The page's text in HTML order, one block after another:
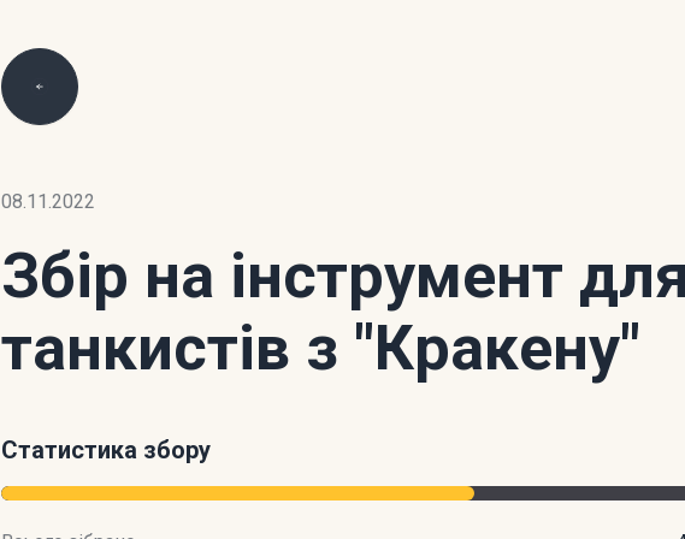
08.11.2022
Збір на інструмент
танкистів з "Кракену"
Статистика збору